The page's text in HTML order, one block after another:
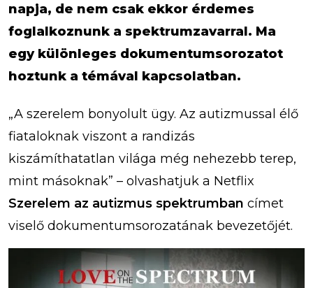
napja, de nem csak ekkor érdemes
foglalkoznunk a spektrumzavarral. Ma
egy különleges dokumentumsorozatot
hoztunk a témával kapcsolatban.
„A szerelem bonyolult ügy. Az autizmussal élő
fiataloknak viszont a randizás
kiszámíthatatlan világa még nehezebb terep,
mint másoknak” – olvashatjuk a Netflix
Szerelem az autizmus spektrumban címet
viselő dokumentumsorozatának bevezetőjét.